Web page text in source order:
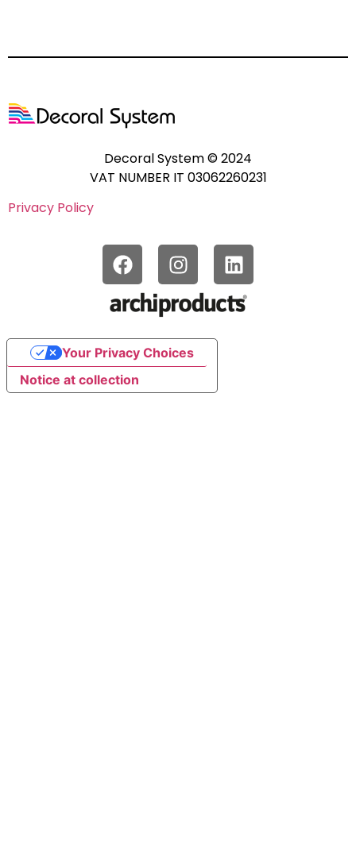
Decoral System © 2024
VAT NUMBER IT 03062260231
Privacy Policy
Notice at collection
Your Privacy Choices